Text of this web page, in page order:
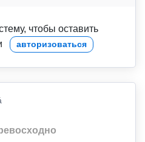
чтобы оставить
авторизоваться